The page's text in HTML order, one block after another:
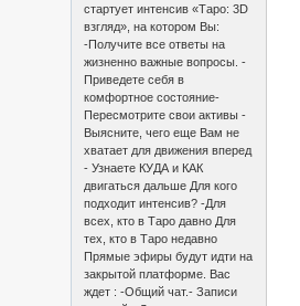
стартует интенсив «Таро: 3D
взгляд», на котором Вы:
-Получите все ответы на
жизненно важные вопросы. -
Приведете себя в
комфортное состояние-
Пересмотрите свои активы -
Выясните, чего еще Вам не
хватает для движения вперед
- Узнаете КУДА и КАК
двигаться дальше Для кого
подходит интенсив? -Для
всех, кто в Таро давно Для
тех, кто в Таро недавно
Прямые эфиры будут идти на
закрытой платформе. Вас
ждет : -Общий чат.- Записи